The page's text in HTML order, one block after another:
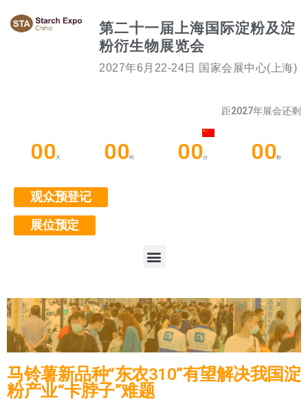
第二十一届上海国际淀粉及淀
粉衍生物展览会
2027年6月22-24日 国家会展中心(上海)
距2027年展会还剩
00天 00时 00分 00秒
观众预登记
展位预定
马铃薯新品种“东农310”有望解决我国淀
粉产业“卡脖子”难题